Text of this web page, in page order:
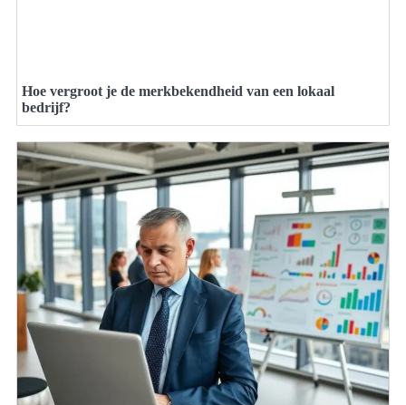
Hoe vergroot je de merkbekendheid van een lokaal
bedrijf?